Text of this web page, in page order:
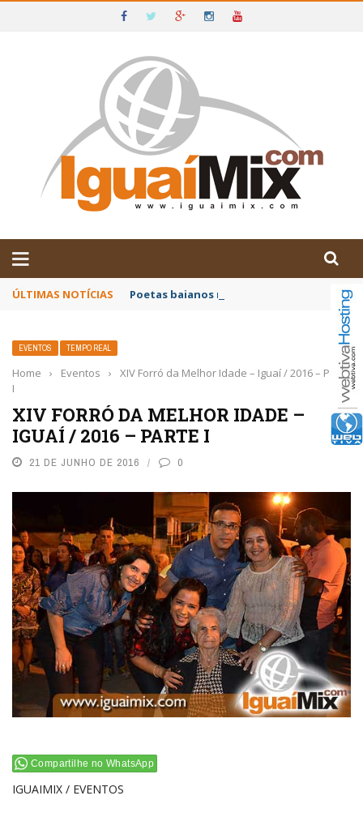
IGUAÍ E SUDOESTE DA BAHIA
ÚLTIMAS NOTÍCIAS Poetas baianos representam o Brasil no
EVENTOS TEMPO REAL
Home › Eventos ›
XIV Forró da Melhor Idade – Iguaí / 2016 – Parte
I
XIV FORRÓ DA MELHOR IDADE –
IGUAÍ / 2016 – PARTE I
21 DE JUNHO DE 2016 0
Compartilhe no WhatsApp
IGUAIMIX / EVENTOS